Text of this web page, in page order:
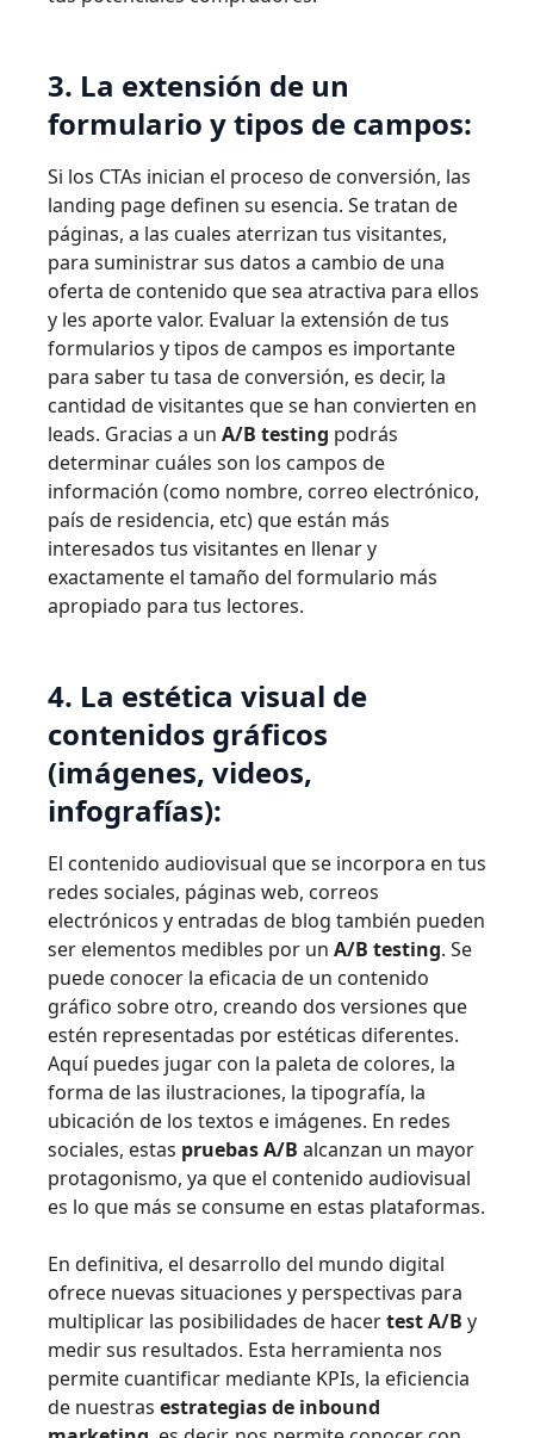
3. La extensión de un
formulario y tipos de campos:
Si los CTAs inician el proceso de conversión, las
landing page definen su esencia. Se tratan de
páginas, a las cuales aterrizan tus visitantes,
para suministrar sus datos a cambio de una
oferta de contenido que sea atractiva para ellos
y les aporte valor. Evaluar la extensión de tus
formularios y tipos de campos es importante
para saber tu tasa de conversión, es decir, la
cantidad de visitantes que se han convierten en
leads. Gracias a un A/B testing podrás
determinar cuáles son los campos de
información (como nombre, correo electrónico,
país de residencia, etc) que están más
interesados tus visitantes en llenar y
exactamente el tamaño del formulario más
apropiado para tus lectores.
4. La estética visual de
contenidos gráficos
(imágenes, videos,
infografías):
El contenido audiovisual que se incorpora en tus
redes sociales, páginas web, correos
electrónicos y entradas de blog también pueden
ser elementos medibles por un A/B testing. Se
puede conocer la eficacia de un contenido
gráfico sobre otro, creando dos versiones que
estén representadas por estéticas diferentes.
Aquí puedes jugar con la paleta de colores, la
forma de las ilustraciones, la tipografía, la
ubicación de los textos e imágenes. En redes
sociales, estas pruebas A/B alcanzan un mayor
protagonismo, ya que el contenido audiovisual
es lo que más se consume en estas plataformas.
En definitiva, el desarrollo del mundo digital
ofrece nuevas situaciones y perspectivas para
multiplicar las posibilidades de hacertest A/B y
medir sus resultados. Esta herramienta nos
permite cuantificar mediante KPIs, la eficiencia
de nuestras estrategias de inbound